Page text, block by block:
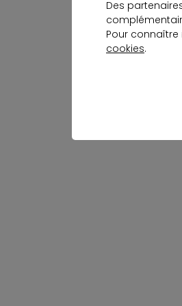
Des
Pour
cookies.